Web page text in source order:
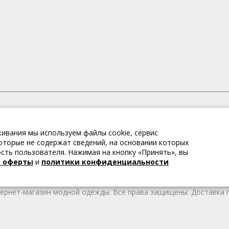
это коллекции модной женской, мужской, детской одежды и
качественные товары из Европы по привлекательным
В каталоге представлена модная одежда различных
удобной женской и мужской обуви на любой сезон. Весь
магазин модной одежды. Все права защищены. Доставка
мы используем файлы cookie, сервис
не содержат сведений, на основании которых
пользователя. Нажимая на кнопку «Принять», вы
оферты и политики конфиденциальности